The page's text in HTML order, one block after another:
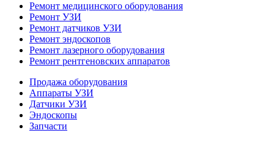
Ремонт медицинского оборудования
Ремонт УЗИ
Ремонт датчиков УЗИ
Ремонт эндоскопов
Ремонт лазерного оборудования
Ремонт рентгеновских аппаратов
Продажа оборудования
Аппараты УЗИ
Датчики УЗИ
Эндоскопы
Запчасти